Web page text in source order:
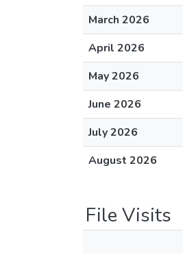
March 2026
April 2026
May 2026
June 2026
July 2026
August 2026
File Visits